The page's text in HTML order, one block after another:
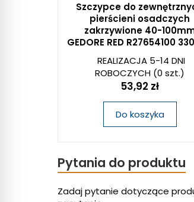
Szczypce do
pierścieni osadczych
zakrzywione 40-
GEDORE RED R27654100
REALIZACJA 5-14 DNI
ROBOCZYCH (0 szt.)
53,92 zł
Do koszyka
Pytania do produktu
Zadaj pytanie dotyczące